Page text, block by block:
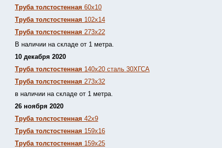
Труба толстостенная 60х10
Труба толстостенная 102х14
Труба толстостенная 273х22
В наличии на складе от 1 метра.
10 декабря 2020
Труба толстостенная 140х20 сталь 30ХГСА
Труба толстостенная 273х32
в наличии на складе от 1 метра.
26 ноября 2020
Труба толстостенная 42х9
Труба толстостенная 159х16
Труба толстостенная 159х25